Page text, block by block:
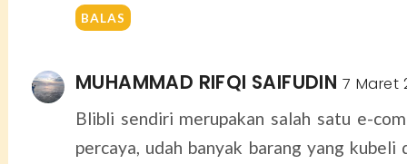
BALAS
MUHAMMAD RIFQI SAIFUDIN 7 Maret
Blibli sendiri merupakan salah satu e-
percaya, udah banyak barang yang kubeli